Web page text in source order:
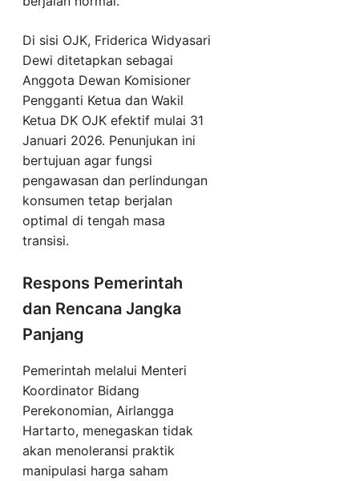
Di sisi OJK, Friderica Widyasari
Dewi ditetapkan sebagai
Anggota Dewan Komisioner
Pengganti Ketua dan Wakil
Ketua DK OJK efektif mulai 31
Januari 2026. Penunjukan ini
bertujuan agar fungsi
pengawasan dan perlindungan
konsumen tetap berjalan
optimal di tengah masa
transisi.
Respons Pemerintah
dan Rencana Jangka
Panjang
Pemerintah melalui Menteri
Koordinator Bidang
Perekonomian, Airlangga
Hartarto, menegaskan tidak
akan menoleransi praktik
manipulasi harga saham